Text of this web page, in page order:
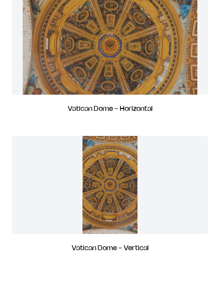
Vatican Dome - Horizontal
Vatican Dome - Vertical